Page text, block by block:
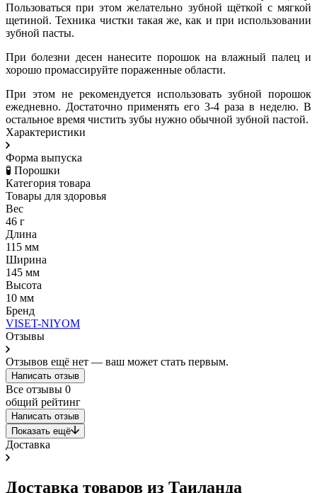
Пользоваться при этом желательно зубной щёткой с мягкой
щетиной. Техника чистки такая же, как и при использовании
зубной пасты.
При болезни десен нанесите порошок на влажный палец и
хорошо промассируйте пораженные области.
При этом не рекомендуется использовать зубной порошок
ежедневно. Достаточно применять его 3-4 раза в неделю. В
остальное время чистить зубы нужно обычной зубной пастой.
Характеристики
Форма выпуска
🧪 Порошки
Категория товара
Товары для здоровья
Вес
46 г
Длина
115 мм
Ширина
145 мм
Высота
10 мм
Бренд
VISET-NIYOM
Отзывы
Отзывов ещё нет — ваш может стать первым.
Написать отзыв
Все отзывы 0
общий рейтинг
Написать отзыв
Показать ещё
Доставка
Доставка товаров из Таиланда